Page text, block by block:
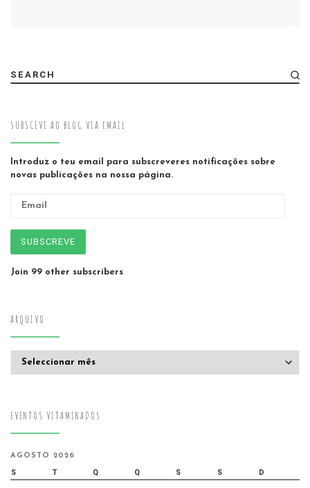
SEARCH
SUBSCEVE AO BLOG VIA EMAIL
Introduz o teu email para subscreveres notificações sobre
novas publicações na nossa página.
SUBSCREVE
Join 99 other subscribers
ARQUIVO
EVENTOS VITAMINADOS
AGOSTO 2026
S T Q Q S S D